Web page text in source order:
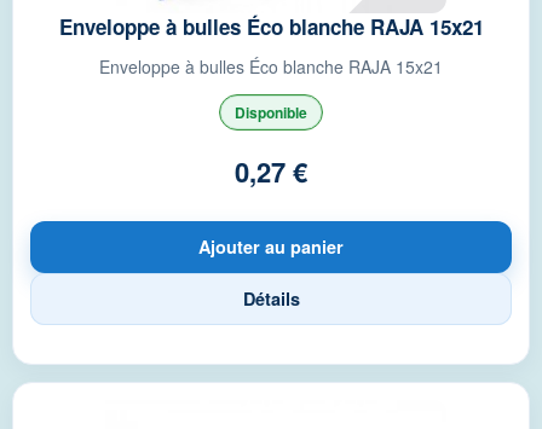
Enveloppe à bulles Éco blanche RAJA 15x21
Enveloppe à bulles Éco blanche RAJA 15x21
Disponible
0,27 €
Ajouter au panier
Détails